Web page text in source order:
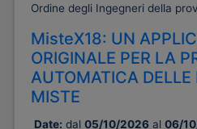
Ordine degli Ingegneri della
MisteX18: UN
ORIGINALE PER LA
AUTOMATICA DELLE
MISTE
Date: dal 05/10/2026 al 06/